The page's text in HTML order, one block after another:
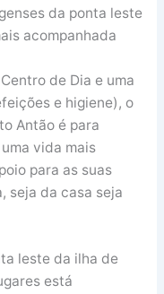
da ponta leste
acompanhada
de Dia e uma
e higiene), o
Antão é para
vida mais
para as suas
seja da casa seja
leste da ilha de
está